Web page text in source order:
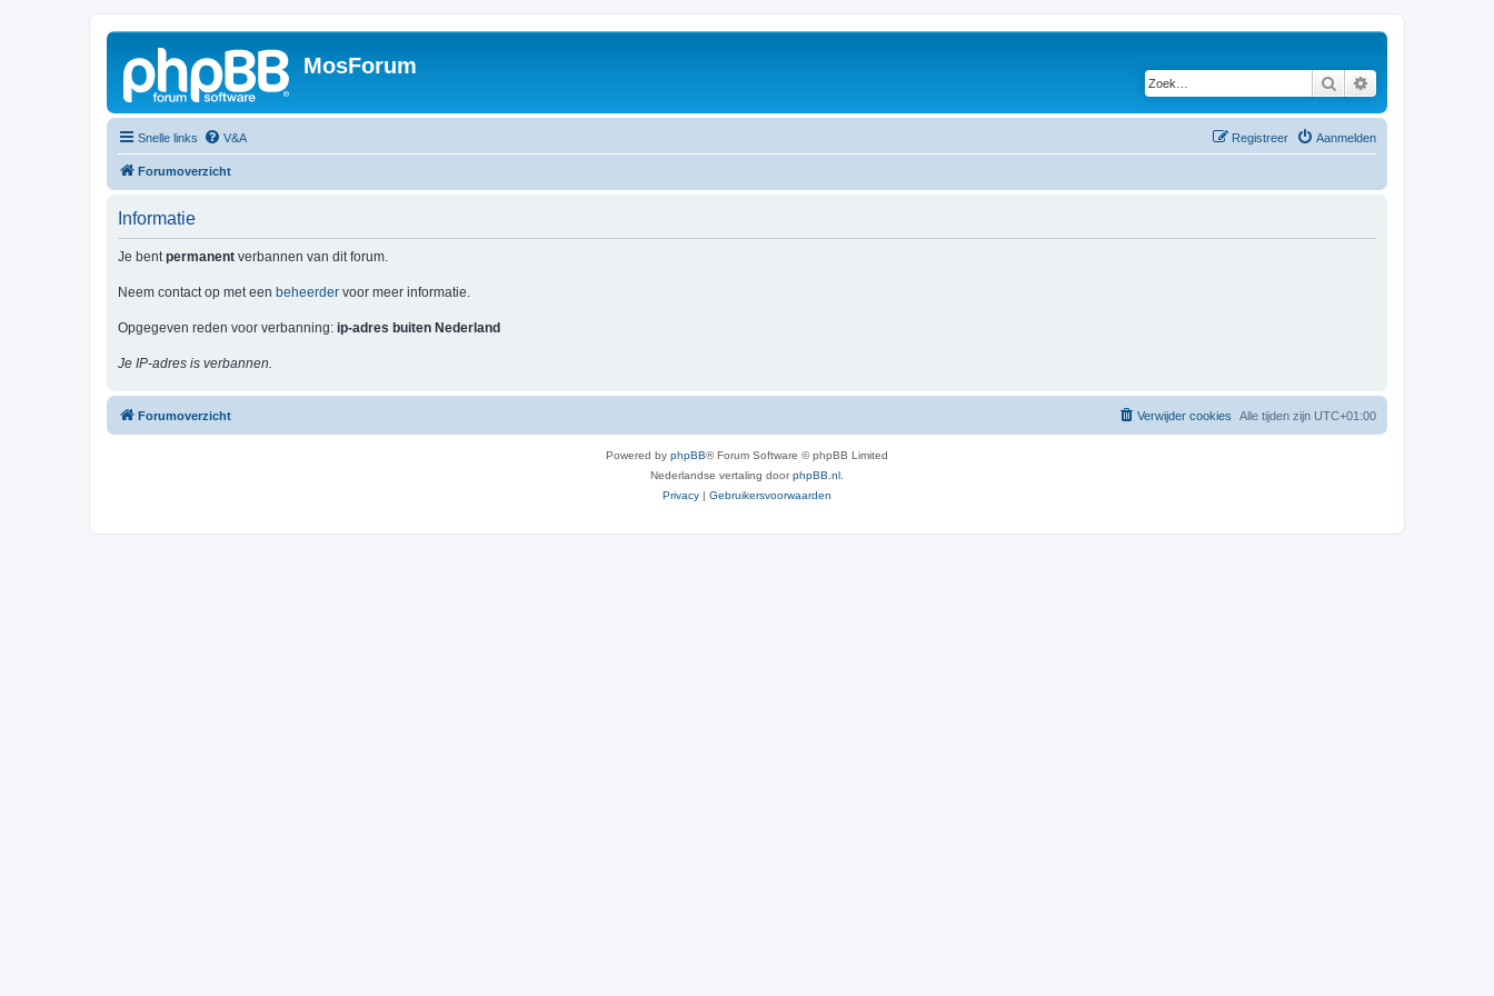
MosForum
Zoek
Snelle links V&A Aanmelden
Registreer
Forumoverzicht
Informatie
Je bentpermanent verbannen van dit forum.
Neem contact op met een beheerder voor meer informatie.
Opgegeven reden voor verbanning: ip-adres buiten Nederland
Je IP-adres is verbannen.
Forumoverzicht Alle tijden zijn UTC+01:00
Verwijder cookies
Powered by phpBB® Forum Software © phpBB Limited
Nederlandse vertaling doorphpBB.nl
Privacy | Gebruikersvoorwaarden